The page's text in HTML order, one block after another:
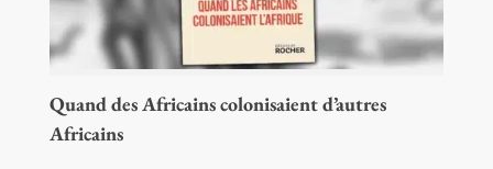
Quand des Africains colonisaient d’autres
Africains